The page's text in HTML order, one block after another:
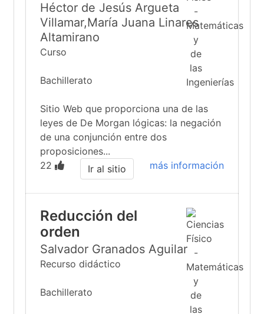
Héctor de Jesús Argueta
Villamar,María Juana Linares
Altamirano
Curso
Bachillerato
Sitio Web que proporciona una de las
leyes de De Morgan lógicas: la negación
de una conjunción entre dos
proposiciones...
22
más información
Ir al sitio
Reducción del
orden
Salvador Granados Aguilar
Recurso didáctico
Bachillerato